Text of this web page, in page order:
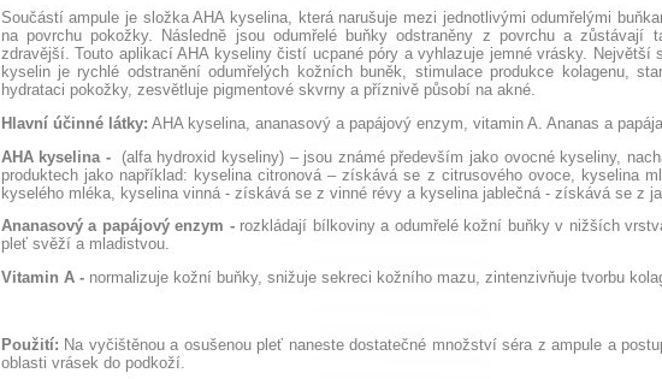
Součástí ampule je složka AHA kyselina, která narušuje mezi jednotlivými odumřelými
na povrchu pokožky. Následně jsou odumřelé buňky odstraněny z povrchu a zůstávají
zdravější. Touto aplikací AHA kyseliny čistí ucpané póry a vyhlazuje jemné vrásky. Největší
kyselin je rychlé odstranění odumřelých kožních buněk, stimulace produkce kolagenu,
hydrataci pokožky, zesvětluje pigmentové skvrny a příznivě působí na akné.
Hlavní účinné látky: AHA kyselina, ananasový a papájový enzym, vitamin A. Ananas a
AHA kyselina -(alfa hydroxid kyseliny) – jsou známé především jako ovocné kyseliny,
produktech jako například: kyselina citronová – získává se z citrusového ovoce, kyselina
kyselého mléka, kyselina vinná - získává se z vinné révy a kyselina jablečná - získává se z
Ananasový a papájový enzym - rozkládají bílkoviny a odumřelé kožní buňky v nižších
pleť svěží a mladistvou.
Vitamin A - normalizuje kožní buňky, snižuje sekreci kožního mazu, zintenzivňuje tvorbu
Použití: Na vyčištěnou a osušenou pleť naneste dostatečné množství séra z ampule a
oblasti vrásek do podkoží.